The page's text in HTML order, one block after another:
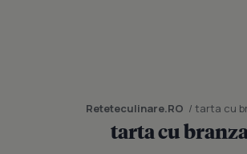
Reteteculinare.RO / tarta cu
tarta cu branza